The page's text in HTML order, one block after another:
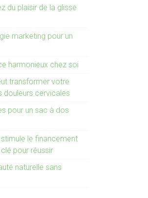
du plaisir de la glisse
marketing pour un
harmonieux chez soi
transformer votre
douleurs cervicales
pour un sac à dos
le financement
pour réussir
naturelle sans